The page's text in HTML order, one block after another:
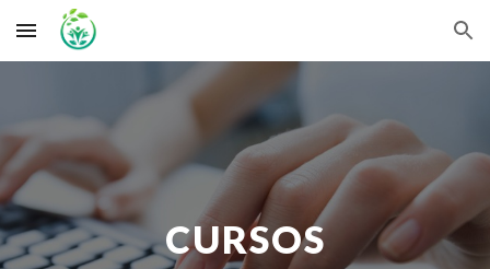
Skip to main content Skip to navigation
CURSOS